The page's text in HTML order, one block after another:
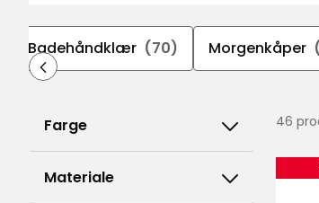
Badehåndklær (70) Morgenkåper
Farge
Materiale
46